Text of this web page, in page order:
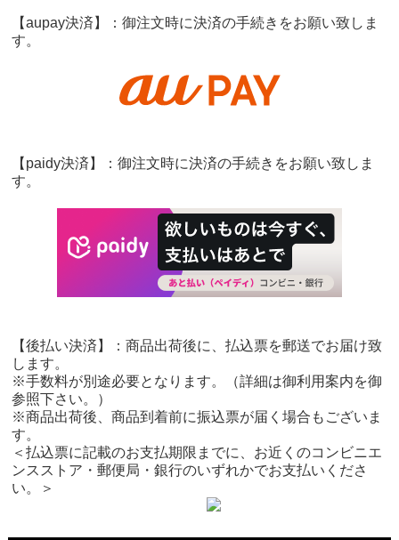
【aupay決済】：御注文時に決済の手続きをお願い致しま
す。
【paidy決済】：御注文時に決済の手続きをお願い致しま
す。
【後払い決済】：商品出荷後に、払込票を郵送でお届け致
します。
※手数料が別途必要となります。（詳細は御利用案内を御
参照下さい。）
※商品出荷後、商品到着前に振込票が届く場合もございま
す。
＜払込票に記載のお支払期限までに、お近くのコンビニエ
ンスストア・郵便局・銀行のいずれかでお支払いくださ
い。＞